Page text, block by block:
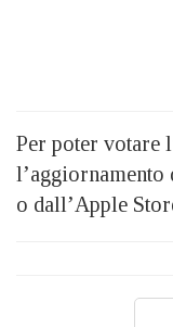
Per poter votare
o dall’Apple